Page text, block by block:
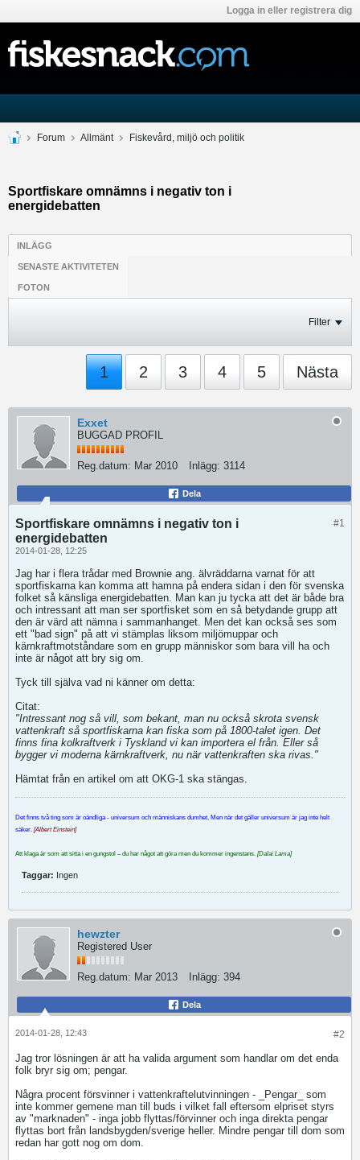
Logga in eller registrera dig
Forum Allmänt Fiskevård, miljö och politik
Sportfiskare omnämns i negativ ton i
energidebatten
INLÄGG
SENASTE AKTIVITETEN
FOTON
Filter
1 2 3 4 5 Nästa
Exxet
BUGGAD PROFIL
Reg.datum: Mar 2010 Inlägg: 3114
Dela
#1
Sportfiskare omnämns i negativ ton i
energidebatten
2014-01-28, 12:25
Jag har i flera trådar med Brownie ang. älvräddarna varnat för att
sportfiskarna kan komma att hamna på endera sidan i den för svenska
folket så känsliga energidebatten. Man kan ju tycka att det är både bra
och intressant att man ser sportfisket som en så betydande grupp att
den är värd att nämna i sammanhanget. Men det kan också ses som
ett "bad sign" på att vi stämplas liksom miljömuppar och
kärnkraftmotståndare som en grupp människor som bara vill ha och
inte är något att bry sig om.
Tyck till själva vad ni känner om detta:
Citat:
"Intressant nog så vill, som bekant, man nu också skrota svensk
vattenkraft så sportfiskarna kan fiska som på 1800-talet igen. Det
finns fina kolkraftverk i Tyskland vi kan importera el från. Eller så
bygger vi moderna kärnkraftverk, nu när vattenkraften ska rivas."
Hämtat från en artikel om att OKG-1 ska stängas.
Det finns två ting som är oändliga - universum och människans dumhet, Men när det gäller universum är jag inte helt
säker. [Albert Einstein]
Att klaga är som att sitta i en gungstol – du har något att göra men du kommer ingenstans. [Dalai Lama]
Taggar: Ingen
hewzter
Registered User
Reg.datum: Mar 2013 Inlägg: 394
Dela
#2
2014-01-28, 12:43
Jag tror lösningen är att ha valida argument som handlar om det enda
folk bryr sig om; pengar.
Några procent försvinner i vattenkraftelutvinningen - _Pengar_ som
inte kommer gemene man till buds i vilket fall eftersom elpriset styrs
av "marknaden" - inga jobb flyttas/förvinner och inga direkta pengar
flyttas bort från landsbygden/sverige heller. Mindre pengar till dom som
redan har gott nog om dom.